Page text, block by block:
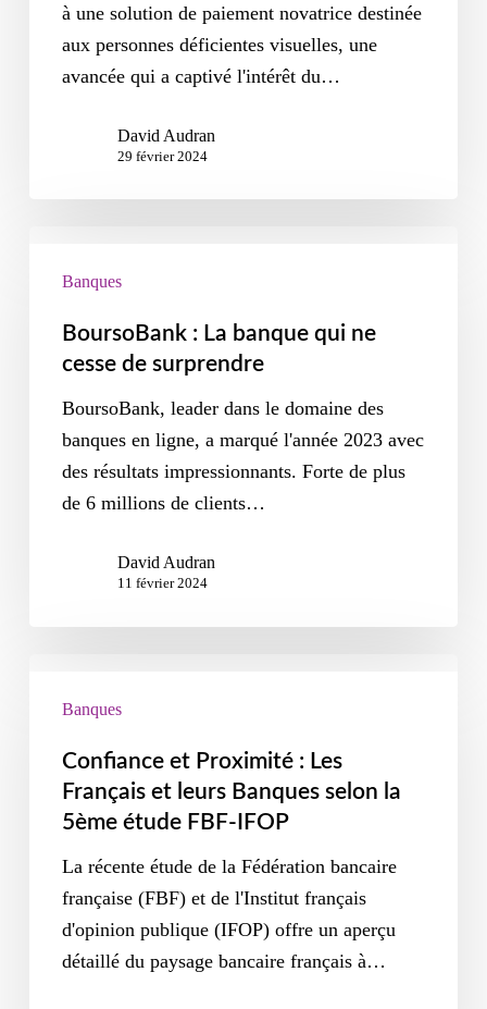
à une solution de paiement novatrice destinée
aux personnes déficientes visuelles, une
avancée qui a captivé l'intérêt du…
David Audran
29 février 2024
Banques
BoursoBank : La banque qui ne
cesse de surprendre
BoursoBank, leader dans le domaine des
banques en ligne, a marqué l'année 2023 avec
des résultats impressionnants. Forte de plus
de 6 millions de clients…
David Audran
11 février 2024
Banques
Confiance et Proximité : Les
Français et leurs Banques selon la
5ème étude FBF-IFOP
La récente étude de la Fédération bancaire
française (FBF) et de l'Institut français
d'opinion publique (IFOP) offre un aperçu
détaillé du paysage bancaire français à…